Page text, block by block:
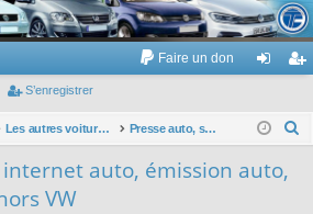
acquéreurs du Volkswagen Touran
Faire un don
ne nr
S’enregistrer
Les autres voitures et ce qui touche à la voiture Presse auto, sites internet auto, émission auto, actualité auto, ... hors VW
internet auto, émission auto,
VW